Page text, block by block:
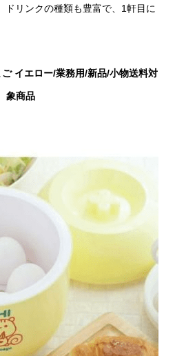
ドリンクの種類も豊富で、1軒目に
イエロー/業務用/新品/小物送料対
象商品